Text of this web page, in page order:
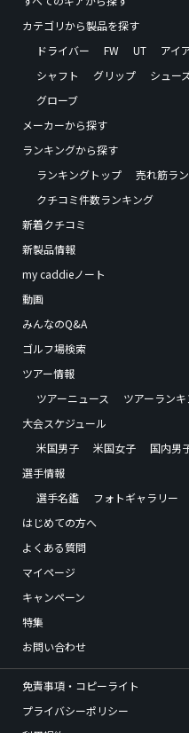
カテゴリから製品を探す
ドライバー
FW UT アイ
シャフト
グリップ シュー
グローブ
メーカーから探す
ランキングから探す
ランキングトップ
売れ筋ラ
クチコミ件数ランキング
新着クチコミ
新製品情報
my caddieノート
動画
みんなのQ&A
ゴルフ場検索
ツアー情報
ツアーニュース
ツアーラン
大会スケジュール
米国男子
米国女子 国内男
選手情報
選手名鑑
フォトギャラリー
はじめての方へ
よくある質問
マイページ
キャンペーン
特集
お問い合わせ
免責事項・コピーライト
プライバシーポリシー